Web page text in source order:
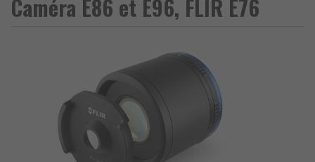
Caméra E86 et E96, FLIR E76